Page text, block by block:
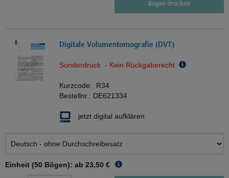
Bogen drucken
Digitale Volumentomografie (DVT)
Sonderdruck - Kein Rückgaberecht
Kurzcode: R34
Bestellnr.: DE621334
jetzt digital aufklären
Einheit (50 Bögen): ab 23,50 €